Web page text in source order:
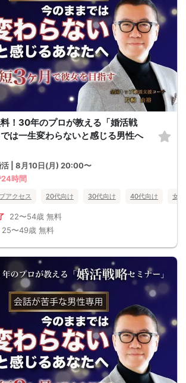
料！30年のプロが教える「婚活戦
は一生変わらないと感じる男性へ
活 | 8月10日(月) 20:00〜
時間
アクセス 20代向け 30代向け 40代向け 女
22〜54歳 無料
25〜49歳 無料